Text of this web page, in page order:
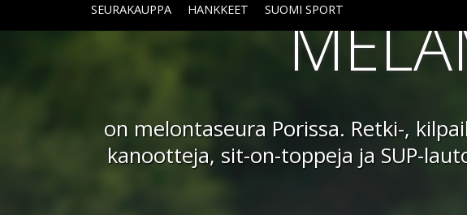
SEURAKAUPPA HANKKEET SUOMI SPORT
on melontaseura Porissa. Retki-,
kanootteja, sit-on-toppeja ja SUP-